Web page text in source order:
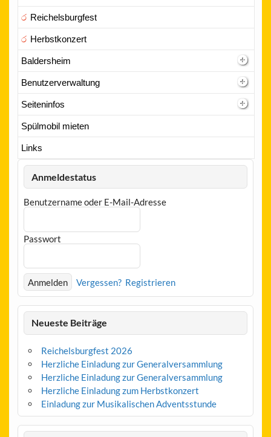
Reichelsburgfest
Herbstkonzert
Baldersheim
Benutzerverwaltung
Seiteninfos
Spülmobil mieten
Links
Anmeldestatus
Benutzername oder E-Mail-Adresse
Passwort
Vergessen? Registrieren
Neueste Beiträge
Reichelsburgfest 2026
Herzliche Einladung zur Generalversammlung
Herzliche Einladung zur Generalversammlung
Herzliche Einladung zum Herbstkonzert
Einladung zur Musikalischen Adventsstunde